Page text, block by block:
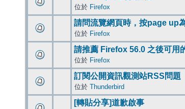
位於 Firefox
請問流覽網頁時，按page up
位於 Firefox
請推薦 Firefox 56.0 之後可用
位於 Firefox
訂閱公開資訊觀測站RSS問題
位於 Thunderbird
[轉貼分享]道歉啟事